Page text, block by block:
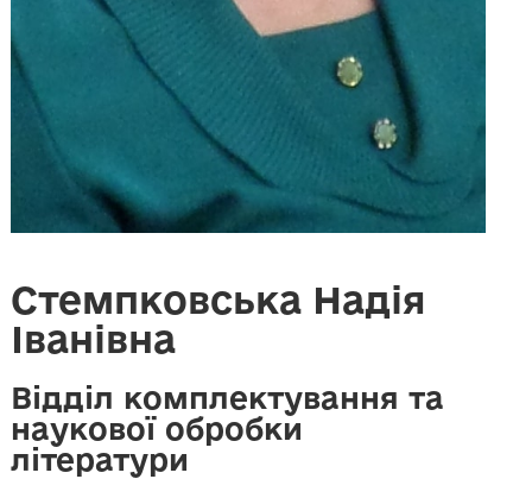
Стемпковська Надія
Іванівна
Відділ комплектування та
наукової обробки
літератури